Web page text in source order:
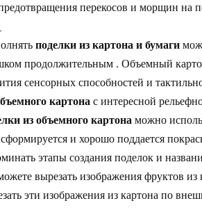
перекосов и морщин на
поделки из картона и бумаги
продолжительным . Объемный
сенсорных способностей и
картона с интересной
из объемного картона можно
и хорошо поддается
этапы создания поделок и
вырезать изображения фруктов
эти изображения из картона по